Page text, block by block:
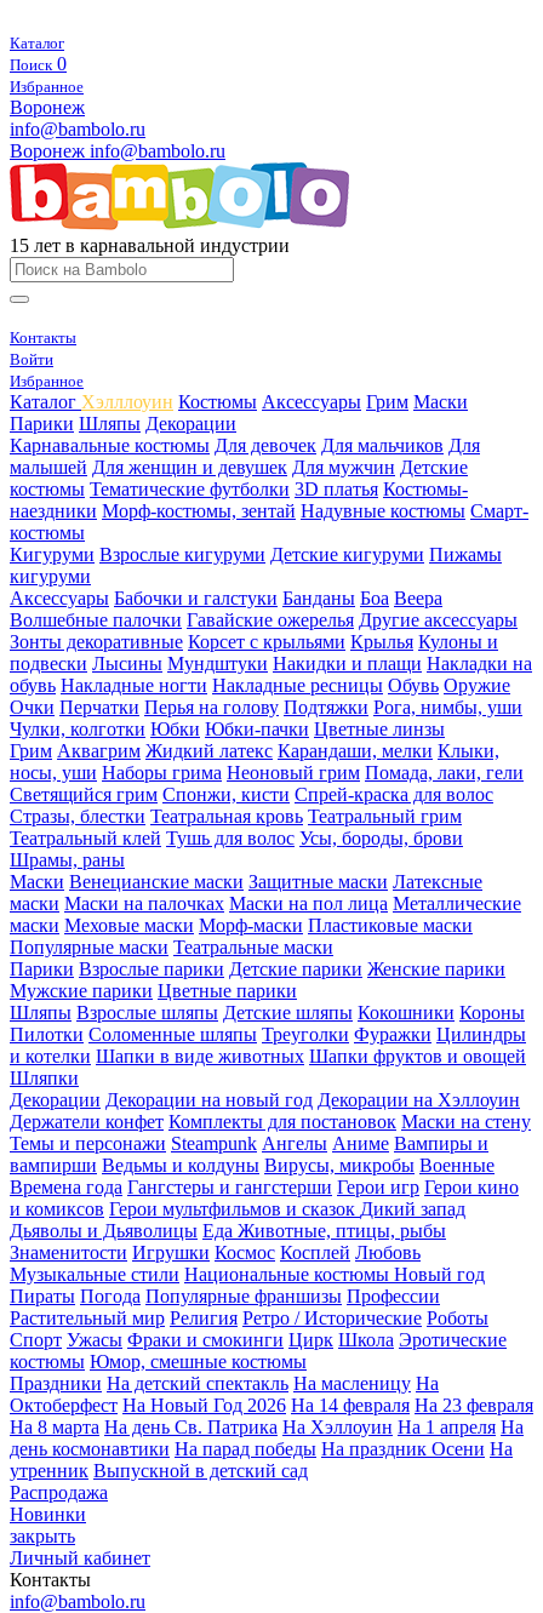
Каталог
Поиск 0
Избранное
Воронеж
info@bambolo.ru
Воронеж info@bambolo.ru
15 лет в карнавальной индустрии
Контакты
Войти
Избранное
Каталог Хэлллоуин Костюмы Аксессуары Грим Маски
Парики Шляпы Декорации
Карнавальные костюмы Для девочек Для мальчиков Для
малышей Для женщин и девушек Для мужчин Детские
костюмы Тематические футболки 3D платья Костюмы-
наездники Морф-костюмы, зентай Надувные костюмы Смарт-
костюмы
Кигуруми Взрослые кигуруми Детские кигуруми Пижамы
кигуруми
Аксессуары Бабочки и галстуки Банданы Боа Веера
Волшебные палочки Гавайские ожерелья Другие аксессуары
Зонты декоративные Корсет с крыльями Крылья Кулоны и
подвески Лысины Мундштуки Накидки и плащи Накладки на
обувь Накладные ногти Накладные ресницы Обувь Оружие
Очки Перчатки Перья на голову Подтяжки Рога, нимбы, уши
Чулки, колготки Юбки Юбки-пачки Цветные линзы
Грим Аквагрим Жидкий латекс Карандаши, мелки Клыки,
носы, уши Наборы грима Неоновый грим Помада, лаки, гели
Светящийся грим Спонжи, кисти Спрей-краска для волос
Стразы, блестки Театральная кровь Театральный грим
Театральный клей Тушь для волос Усы, бороды, брови
Шрамы, раны
Маски Венецианские маски Защитные маски Латексные
маски Маски на палочках Маски на пол лица Металлические
маски Меховые маски Морф-маски Пластиковые маски
Популярные маски Театральные маски
Парики Взрослые парики Детские парики Женские парики
Мужские парики Цветные парики
Шляпы Взрослые шляпы Детские шляпы Кокошники Короны
Пилотки Соломенные шляпы Треуголки Фуражки Цилиндры
и котелки Шапки в виде животных Шапки фруктов и овощей
Шляпки
Декорации Декорации на новый год Декорации на Хэллоуин
Держатели конфет Комплекты для постановок Маски на стену
Темы и персонажи Steampunk Ангелы Аниме Вампиры и
вампирши Ведьмы и колдуны Вирусы, микробы Военные
Времена года Гангстеры и гангстерши Герои игр Герои кино
и комиксов Герои мультфильмов и сказок Дикий запад
Дьяволы и Дьяволицы Еда Животные, птицы, рыбы
Знаменитости Игрушки Космос Косплей Любовь
Музыкальные стили Национальные костюмы Новый год
Пираты Погода Популярные франшизы Профессии
Растительный мир Религия Ретро / Исторические Роботы
Спорт Ужасы Фраки и смокинги Цирк Школа Эротические
костюмы Юмор, смешные костюмы
Праздники На детский спектакль На масленицу На
Октоберфест На Новый Год 2026 На 14 февраля На 23 февраля
На 8 марта На день Св. Патрика На Хэллоуин На 1 апреля На
день космонавтики На парад победы На праздник Осени На
утренник Выпускной в детский сад
Распродажа
Новинки
закрыть
Личный кабинет
Контакты
info@bambolo.ru